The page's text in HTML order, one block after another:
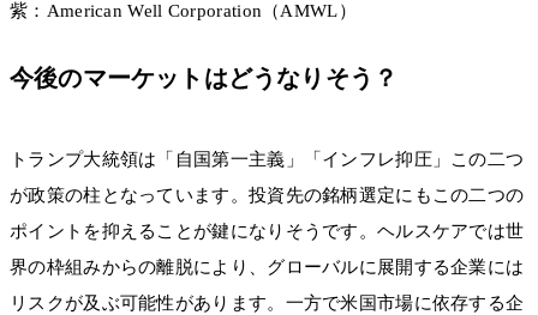
紫：American Well Corporation（AMWL）
今後のマーケットはどうなりそう？
トランプ大統領は「自国第一主義」「インフレ抑圧」この二つ
が政策の柱となっています。投資先の銘柄選定にもこの二つの
ポイントを抑えることが鍵になりそうです。ヘルスケアでは世
界の枠組みからの離脱により、グローバルに展開する企業には
リスクが及ぶ可能性があります。一方で米国市場に依存する企